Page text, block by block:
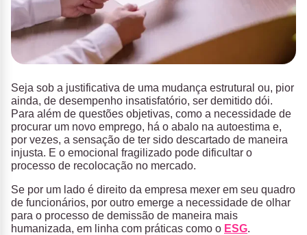
Seja sob a justificativa de uma mudança estrutural ou, pior
ainda, de desempenho insatisfatório, ser demitido dói.
Para além de questões objetivas, como a necessidade de
procurar um novo emprego, há o abalo na autoestima e,
por vezes, a sensação de ter sido descartado de maneira
injusta. E o emocional fragilizado pode dificultar o
processo de recolocação no mercado.
Se por um lado é direito da empresa mexer em seu quadro
de funcionários, por outro emerge a necessidade de olhar
para o processo de demissão de maneira mais
humanizada, em linha com práticas como o ESG.